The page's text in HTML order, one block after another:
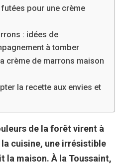
pour une crème
: idées de
à tomber
crème de marrons maison
la recette aux envies et
de la forêt virent à
la cuisine, une irrésistible
la maison. À la Toussaint,